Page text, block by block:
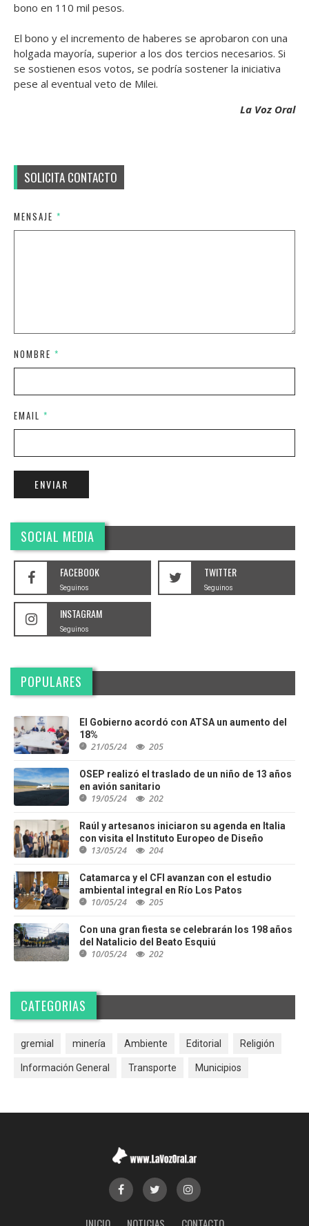
bono en 110 mil pesos.
El bono y el incremento de haberes se aprobaron con una
holgada mayoría, superior a los dos tercios necesarios. Si
se sostienen esos votos, se podría sostener la iniciativa
pese al eventual veto de Milei.
La Voz Oral
SOLICITA CONTACTO
MENSAJE *
NOMBRE *
EMAIL *
SOCIAL MEDIA
FACEBOOK
Seguinos
TWITTER
Seguinos
INSTAGRAM
Seguinos
POPULARES
El Gobierno acordó con ATSA un aumento del
18%
21/05/24 205
OSEP realizó el traslado de un niño de 13 años
en avión sanitario
19/05/24 202
Raúl y artesanos iniciaron su agenda en Italia
con visita el Instituto Europeo de Diseño
13/05/24 204
Catamarca y el CFI avanzan con el estudio
ambiental integral en Río Los Patos
10/05/24 205
Con una gran fiesta se celebrarán los 198 años
del Natalicio del Beato Esquiú
10/05/24 202
CATEGORIAS
gremial minería Ambiente Editorial Religión
Información General Transporte Municipios